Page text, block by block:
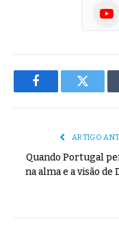
FacebookTwitter
ARTIGO
Quando Portugal
na alma e a visão de